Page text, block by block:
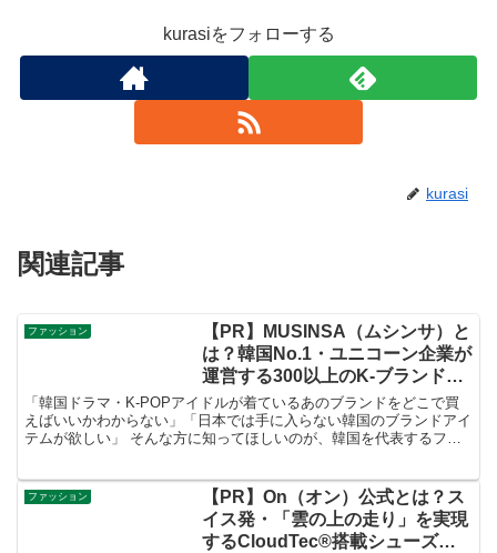
kurasiをフォローする
kurasi
関連記事
ファッション
【PR】MUSINSA（ムシンサ）と
は？韓国No.1・ユニコーン企業が
運営する300以上のK-ブランドが
集まるファッションプラットフォ
ームを徹底解説！
「韓国ドラマ・K-POPアイドルが着ているあのブランドをどこで買
えばいいかわからない」「日本では手に入らない韓国のブランドアイ
テムが欲しい」 そんな方に知ってほしいのが、韓国を代表するファ
ファッション
【PR】On（オン）公式とは？ス
イス発・「雲の上の走り」を実現
するCloudTec®搭載シューズか